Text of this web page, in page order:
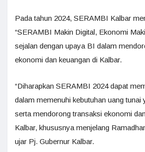
Pada tahun 2024, SERAMBI Kalbar
“SERAMBI Makin Digital, Ekonomi
sejalan dengan upaya BI dalam
ekonomi dan keuangan di Kalbar.
“Diharapkan SERAMBI 2024 dapat
dalam memenuhi kebutuhan uang tunai
serta mendorong transaksi ekonomi
Kalbar, khususnya menjelang
ujar Pj. Gubernur Kalbar.